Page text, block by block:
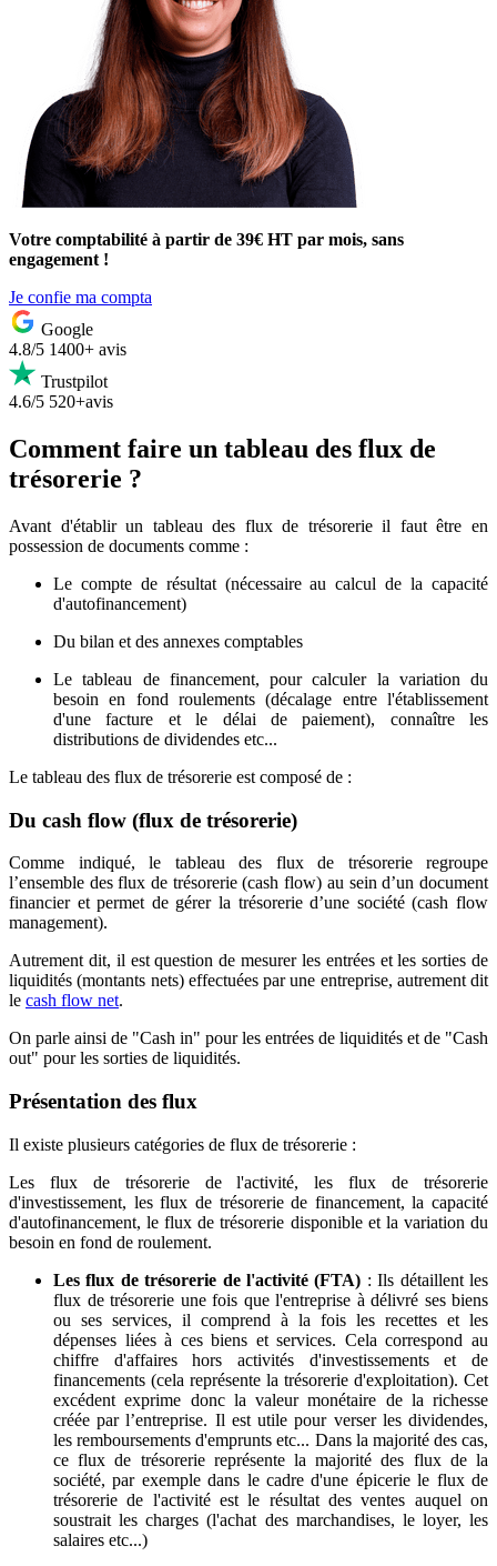
Votre comptabilité à partir de 39€ HT par mois, sans
engagement !
Je confie ma compta
Google
4.8/5 1400+ avis
Trustpilot
4.6/5 520+avis
Comment faire un tableau des flux de
trésorerie ?
Avant d'établir un tableau des flux de trésorerie il faut être en
possession de documents comme :
Le compte de résultat (nécessaire au calcul de la capacité
d'autofinancement)
Du bilan et des annexes comptables
Le tableau de financement, pour calculer la variation du
besoin en fond roulements (décalage entre l'établissement
d'une facture et le délai de paiement), connaître les
distributions de dividendes etc...
Le tableau des flux de trésorerie est composé de :
Du cash flow (flux de trésorerie)
Comme indiqué, le tableau des flux de trésorerie regroupe
l’ensemble des flux de trésorerie (cash flow) au sein d’un document
financier et permet de gérer la trésorerie d’une société (cash flow
management).
Autrement dit, il est question de mesurer les entrées et les sorties de
liquidités (montants nets) effectuées par une entreprise, autrement dit
le cash flow net.
On parle ainsi de "Cash in" pour les entrées de liquidités et de "Cash
out" pour les sorties de liquidités.
Présentation des flux
Il existe plusieurs catégories de flux de trésorerie :
Les flux de trésorerie de l'activité, les flux de trésorerie
d'investissement, les flux de trésorerie de financement, la capacité
d'autofinancement, le flux de trésorerie disponible et la variation du
besoin en fond de roulement.
Les flux de trésorerie de l'activité (FTA) : Ils détaillent les
flux de trésorerie une fois que l'entreprise à délivré ses biens
ou ses services, il comprend à la fois les recettes et les
dépenses liées à ces biens et services. Cela correspond au
chiffre d'affaires hors activités d'investissements et de
financements (cela représente la trésorerie d'exploitation). Cet
excédent exprime donc la valeur monétaire de la richesse
créée par l’entreprise. Il est utile pour verser les dividendes,
les remboursements d'emprunts etc... Dans la majorité des cas,
ce flux de trésorerie représente la majorité des flux de la
société, par exemple dans le cadre d'une épicerie le flux de
trésorerie de l'activité est le résultat des ventes auquel on
soustrait les charges (l'achat des marchandises, le loyer, les
salaires etc...)